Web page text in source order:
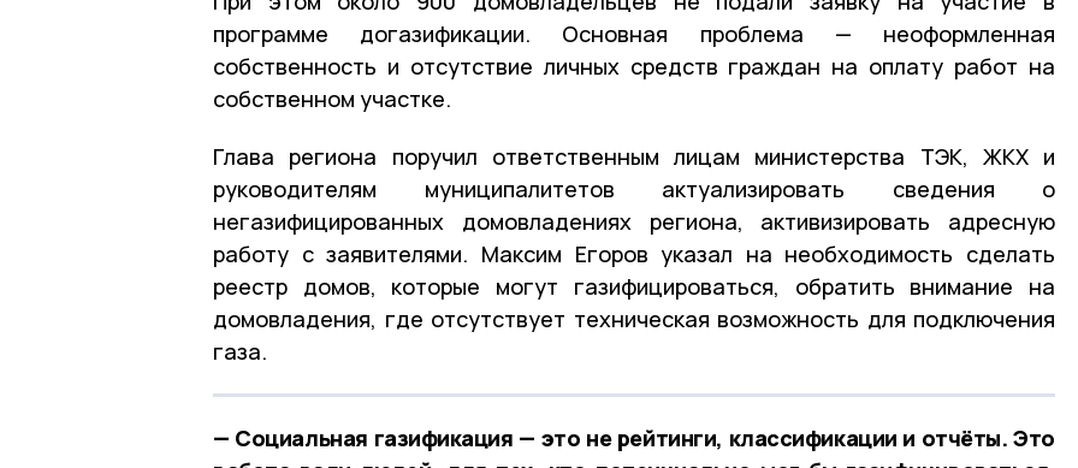
программе догазификации. Основная проблема — неоформленная
собственность и отсутствие личных средств граждан на оплату работ на
собственном участке.
Глава региона поручил ответственным лицам министерства ТЭК, ЖКХ и
руководителям муниципалитетов актуализировать сведения о
негазифицированных домовладениях региона, активизировать адресную
работу с заявителями. Максим Егоров указал на необходимость сделать
реестр домов, которые могут газифицироваться, обратить внимание на
домовладения, где отсутствует техническая возможность для подключения
газа.
— Социальная газификация — это не рейтинги, классификации и отчёты. Это